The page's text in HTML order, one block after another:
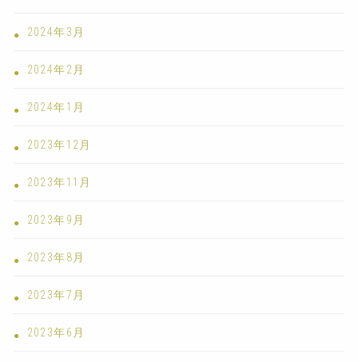
2024年3月
2024年2月
2024年1月
2023年12月
2023年11月
2023年9月
2023年8月
2023年7月
2023年6月